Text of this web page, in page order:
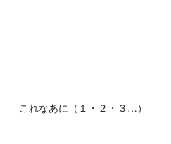
これなあに（１・２・３…）